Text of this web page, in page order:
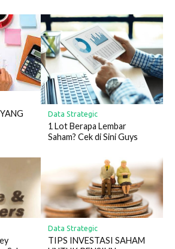
Data Strategic
1 Lot Berapa Lembar
Saham? Cek di Sini Guys
Data Strategic
TIPS INVESTASI SAHAM